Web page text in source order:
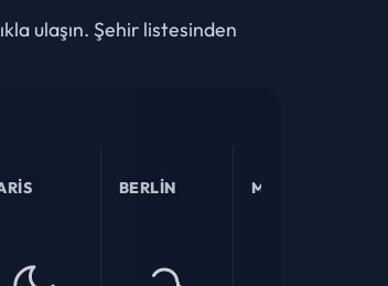
ulaşın. Şehir listesinden
BERLIN MOSKOVA